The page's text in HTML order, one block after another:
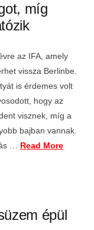
míg
az IFA, amely
vissza Berlinbe.
is érdemes volt
hogy az
visznek, míg a
bajban vannak.
… Read More
épül